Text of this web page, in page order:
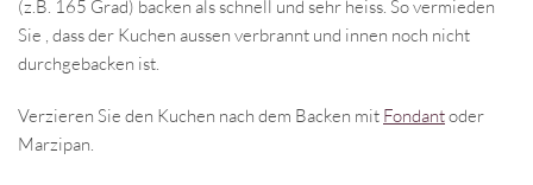
(z.B. 165 Grad) backen als schnell und sehr heiss. So vermieden
Sie , dass der Kuchen aussen verbrannt und innen noch nicht
durchgebacken ist.
Verzieren Sie den Kuchen nach dem Backen mit Fondantoder
Marzipan.